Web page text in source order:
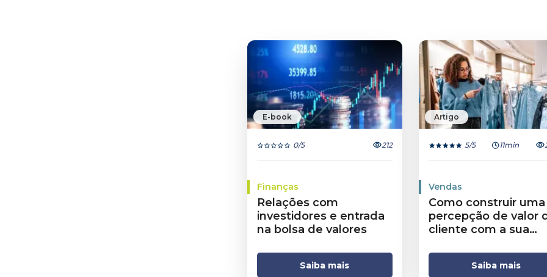
E-book
0/5 212
Finanças
Relações com
investidores e entrada
na bolsa de valores
Saiba mais
Artigo
5/5 11min
Vendas
Como construir uma
percepção de valor
cliente com a sua
Saiba mais